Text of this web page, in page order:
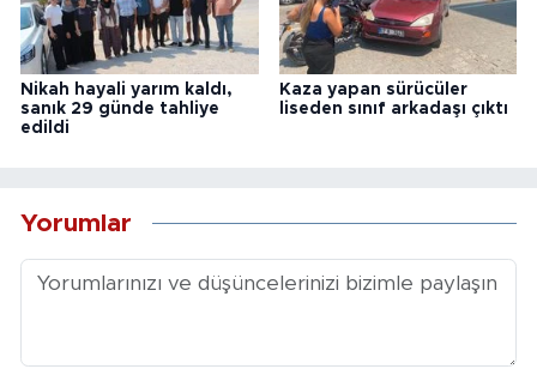
Nikah hayali yarım kaldı,
sanık 29 günde tahliye
edildi
Kaza yapan sürücüler
liseden sınıf arkadaşı çıktı
Yorumlar